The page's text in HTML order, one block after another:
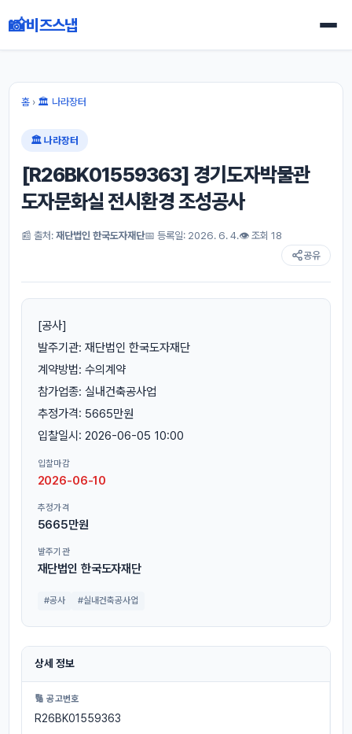
📸비즈스냅
홈› 🏛 나라장터
🏛 나라장터
[R26BK01559363] 경기도자박물관
도자문화실 전시환경 조성공사
📰 출처: 재단법인 한국도자재단📅 등록일: 2026. 6. 4.👁 조회 18
공유
[공사]
발주기관: 재단법인 한국도자재단
계약방법: 수의계약
참가업종: 실내건축공사업
추정가격: 5665만원
입찰일시: 2026-06-05 10:00
입찰마감
2026-06-10
추정가격
5665만원
발주기관
재단법인 한국도자재단
#공사 #실내건축공사업
상세 정보
🔢 공고번호
R26BK01559363